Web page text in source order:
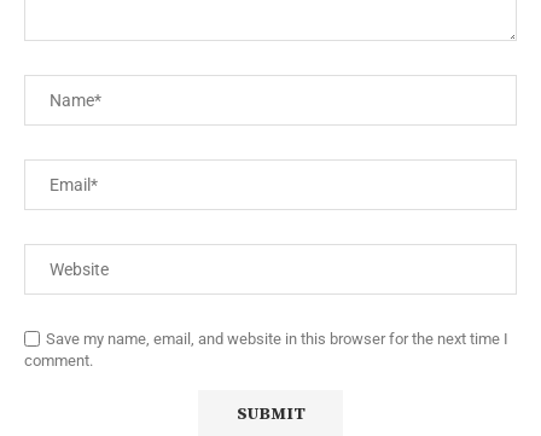
Save my name, email, and website in this browser for the next time I
comment.